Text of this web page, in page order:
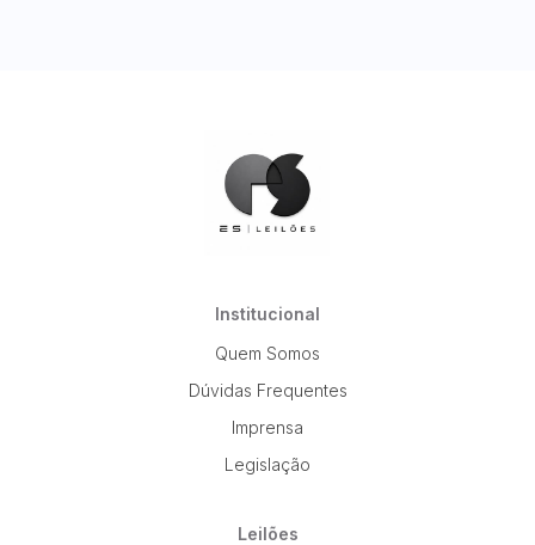
Institucional
Quem Somos
Dúvidas Frequentes
Imprensa
Legislação
Leilões